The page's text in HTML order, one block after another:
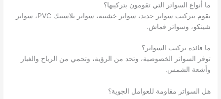
ما أنواع السواتر التي تقومون بتركيبها؟
نقوم بتركيب سواتر حديد، سواتر خشبية، سواتر بلاستيك PVC، سواتر
شينكو، وسواتر قماش.
ما فائدة تركيب السواتر؟
توفر السواتر الخصوصية، وتحد من الرؤية، وتحمي من الرياح والغبار
وأشعة الشمس.
هل السواتر مقاومة للعوامل الجوية؟